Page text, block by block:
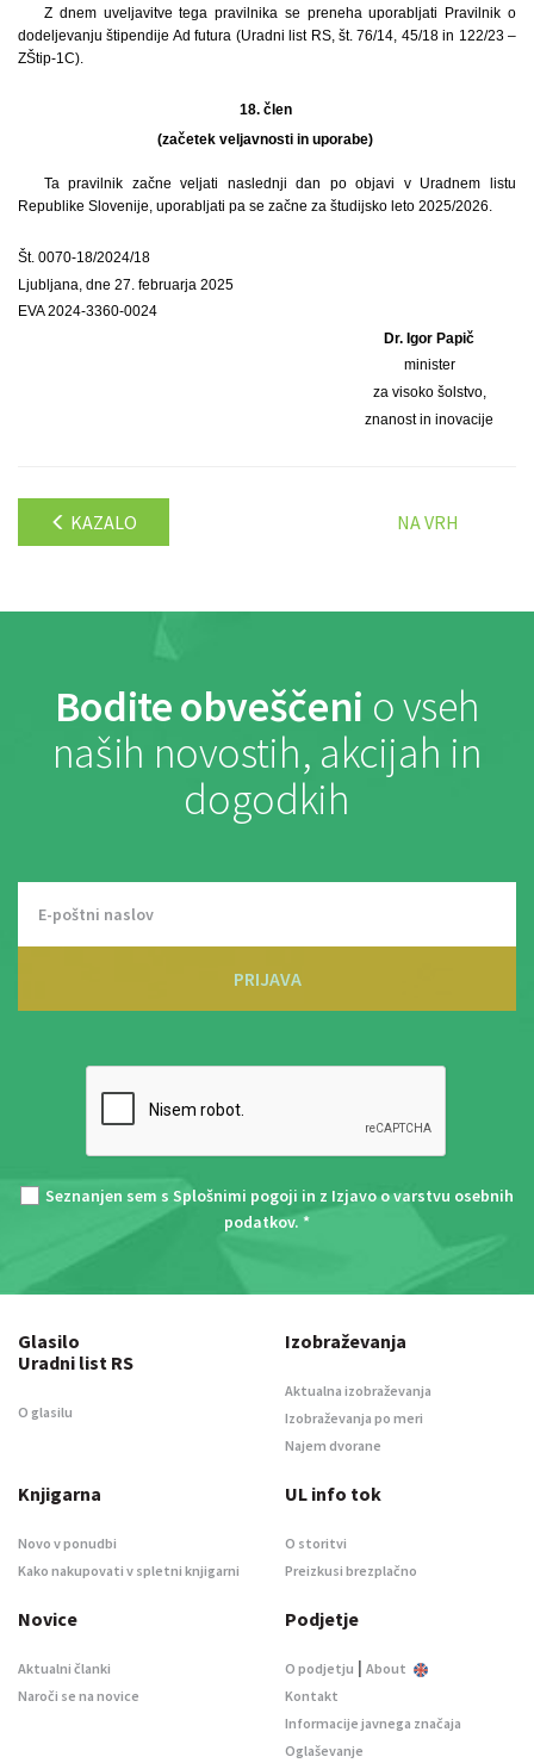
Z dnem uveljavitve tega pravilnika se preneha uporabljati Pravilnik o
dodeljevanju štipendije Ad futura (Uradni list RS, št. 76/14, 45/18 in 122/23 –
ZŠtip-1C).
18. člen
(začetek veljavnosti in uporabe)
Ta pravilnik začne veljati naslednji dan po objavi v Uradnem listu
Republike Slovenije, uporabljati pa se začne za študijsko leto 2025/2026.
Št. 0070-18/2024/18
Ljubljana, dne 27. februarja 2025
EVA 2024-3360-0024
Dr. Igor Papič
minister
za visoko šolstvo,
znanost in inovacije
KAZALO NA VRH
Bodite obveščeni o vseh
naših novostih, akcijah in
dogodkih
PRIJAVA
Seznanjen sem s Splošnimi pogoji in z Izjavo o varstvu osebnih
podatkov. *
Glasilo
Uradni list RS
O glasilu
Izobraževanja
Aktualna izobraževanja
Izobraževanja po meri
Najem dvorane
Knjigarna
Novo v ponudbi
Kako nakupovati v spletni knjigarni
UL info tok
O storitvi
Preizkusi brezplačno
Novice
Aktualni članki
Naroči se na novice
Podjetje
O podjetju | About
Kontakt
Informacije javnega značaja
Oglaševanje